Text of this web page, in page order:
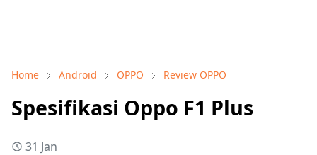
Home Android OPPO Review OPPO
Spesifikasi Oppo F1 Plus
31 Jan